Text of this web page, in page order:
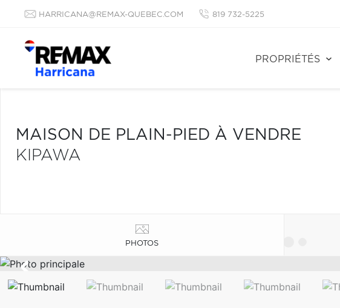
HARRICANA@REMAX-QUEBEC.COM 819 732-5225
PROPRIÉTÉS
MAISON DE PLAIN-PIED À VENDRE
KIPAWA
PHOTOS